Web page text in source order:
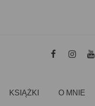
KSIĄŻKI O MNIE